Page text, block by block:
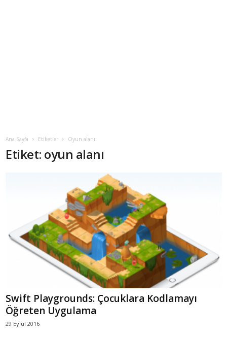
Ana Sayfa Etiketler Oyun alanı
Etiket: oyun alanı
Swift Playgrounds: Çocuklara Kodlamayı
Öğreten Uygulama
29 Eylül 2016